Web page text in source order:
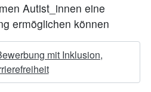
Autist_innen eine
ermöglichen können
mit Inklusion,